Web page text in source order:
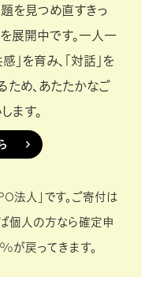
を見つめ直すきっ
展開中です。一人一
」を育み、「対話」を
め、あたたかなご
ます。
法人」です。ご寄付は
個人の方なら確定申
が戻ってきます。